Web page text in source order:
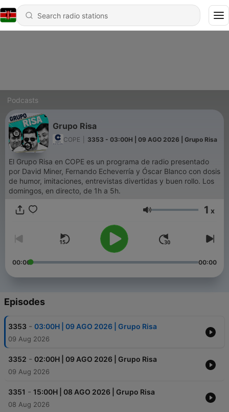
Podcasts
Grupo Risa
COPE 3353 - 03:00H | 09 AGO 2026 | Grupo Risa
El Grupo Risa en COPE es un programa de radio presentado
por David Miner, Fernando Echeverría y Óscar Blanco con dosis
de humor, imitaciones, entrevistas divertidas y buen rollo. Los
domingos, en directo, de 1h a 5h.
Volume 1 x
00:00 00:00
Episodes
3353 - 03:00H | 09 AGO 2026 | Grupo Risa
09 Aug 2026
3352 - 02:00H | 09 AGO 2026 | Grupo Risa
09 Aug 2026
3351 - 15:00H | 08 AGO 2026 | Grupo Risa
08 Aug 2026